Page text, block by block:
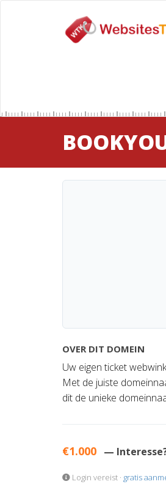
OVER DIT DOMEIN
Uw eigen ticket
Met de juiste
dit de unieke
€1.000 —
Login vereist · gratis